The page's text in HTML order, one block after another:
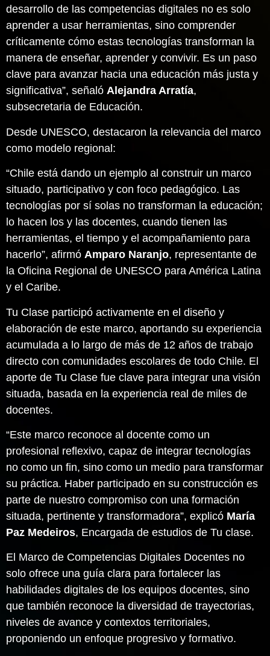
desarrollo de las competencias digitales no es solo
aprender a usar herramientas, sino comprender
críticamente cómo estas tecnologías transforman la
manera de enseñar, aprender y convivir. Es un paso
clave para avanzar hacia una educación más justa y
significativa”, señaló Alejandra Arratía,
subsecretaria de Educación.
Desde UNESCO, destacaron la relevancia del marco
como modelo regional:
“Chile está dando un ejemplo al construir un marco
situado, participativo y con foco pedagógico. Las
tecnologías por sí solas no transforman la educación;
lo hacen los y las docentes, cuando tienen las
herramientas, el tiempo y el acompañamiento para
hacerlo”, afirmó Amparo Naranjo, representante de
la Oficina Regional de UNESCO para América Latina
y el Caribe.
Tu Clase participó activamente en el diseño y
elaboración de este marco, aportando su experiencia
acumulada a lo largo de más de 12 años de trabajo
directo con comunidades escolares de todo Chile. El
aporte de Tu Clase fue clave para integrar una visión
situada, basada en la experiencia real de miles de
docentes.
“Este marco reconoce al docente como un
profesional reflexivo, capaz de integrar tecnologías
no como un fin, sino como un medio para transformar
su práctica. Haber participado en su construcción es
parte de nuestro compromiso con una formación
situada, pertinente y transformadora”, explicó María
Paz Medeiros, Encargada de estudios de Tu clase.
El Marco de Competencias Digitales Docentes no
solo ofrece una guía clara para fortalecer las
habilidades digitales de los equipos docentes, sino
que también reconoce la diversidad de trayectorias,
niveles de avance y contextos territoriales,
proponiendo un enfoque progresivo y formativo.